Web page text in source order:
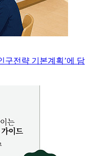
구전략 기본계획’에 담